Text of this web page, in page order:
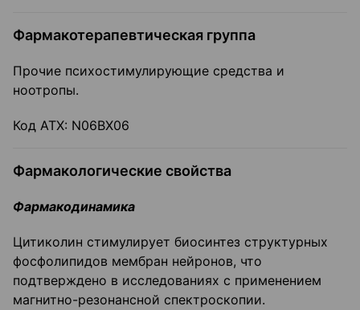
Фармакотерапевтическая группа
Прочие психостимулирующие средства и
ноотропы.
Код АТХ: N06ВХ06
Фармакологические свойства
Фармакодинамика
Цитиколин стимулирует биосинтез структурных
фосфолипидов мембран нейронов, что
подтверждено в исследованиях с применением
магнитно-резонансной спектроскопии.